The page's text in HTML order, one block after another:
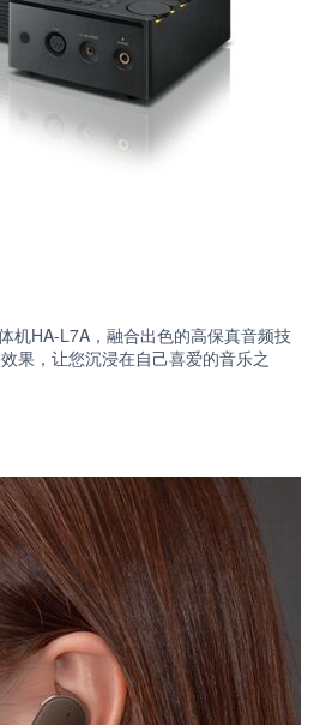
机HA-L7A，融合出色的高保真音频技
果，让您沉浸在自己喜爱的音乐之